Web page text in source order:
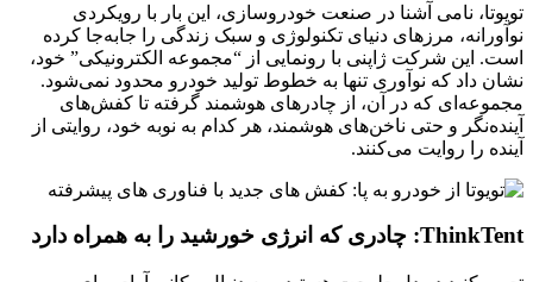
تویوتا، نامی آشنا در صنعت خودروسازی، این بار با رویکردی
نوآورانه، مرزهای دنیای تکنولوژی و سبک زندگی را جابه‌جا کرده
است. این شرکت ژاپنی با رونمایی از “مجموعه الکترونیکی” خود،
نشان داد که نوآوری تنها به خطوط تولید خودرو محدود نمی‌شود.
مجموعه‌ای که در آن، از چادرهای هوشمند گرفته تا کفش‌های
آینده‌نگر و حتی ناخن‌های هوشمند، هر کدام به نوبه خود، روایتی از
آینده را روایت می‌کنند.
ThinkTent: چادری که انرژی خورشید را به همراه دارد